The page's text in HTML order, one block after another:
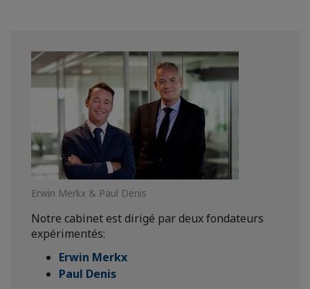
Erwin Merkx & Paul Denis
Notre cabinet est dirigé par deux fondateurs
expérimentés:
Erwin Merkx
Paul Denis